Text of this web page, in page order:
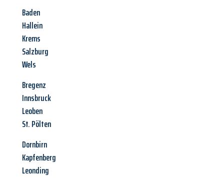
Baden
Hallein
Krems
Salzburg
Wels
Bregenz
Innsbruck
Leoben
St. Pölten
Dornbirn
Kapfenberg
Leonding